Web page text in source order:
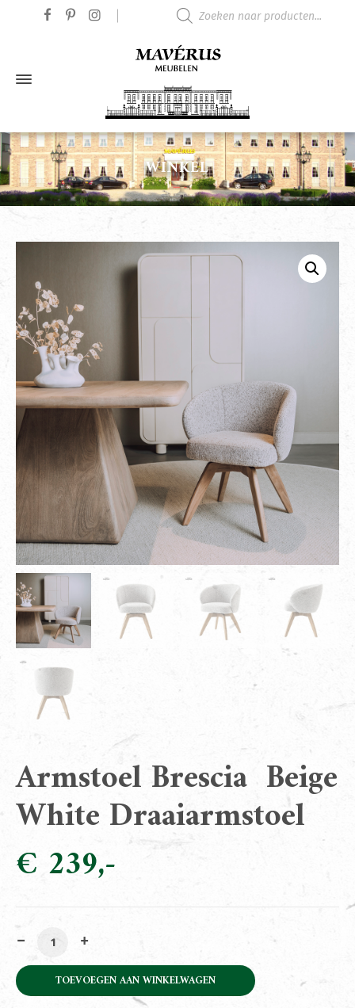
WINKEL
Armstoel Brescia Beige
White Draaiarmstoel
€ 239
Armstoel Brescia Beige White Draaiarmstoel aantal
TOEVOEGEN AAN WINKELWAGEN